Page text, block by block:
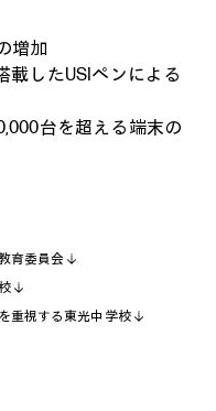
増加
載したUSIペンによる
台を超える端末の
育委員会
重視する東光中学校